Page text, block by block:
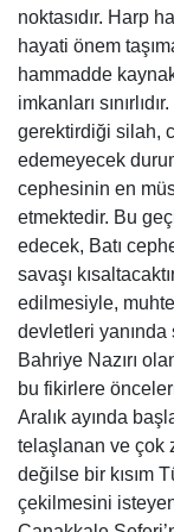
noktasıdır. Harp
hayati önem
hammadde
imkanları
gerektirdiği silah,
edemeyecek
cephesinin en
etmektedir. Bu
edecek, Batı
savaşı
edilmesiyle,
devletleri yanında
Bahriye Nazırı
bu fikirlere
Aralık ayında
telaşlanan ve çok
değilse bir kısım
çekilmesini